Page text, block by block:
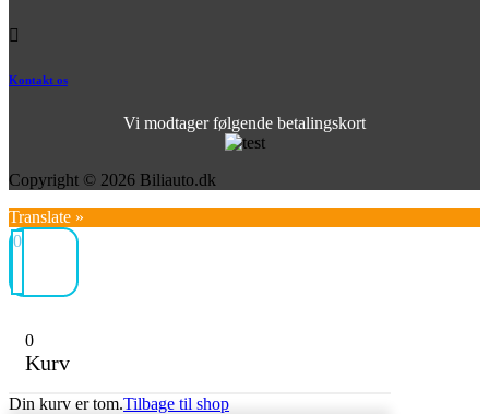
Kontakt os
Vi modtager følgende betalingskort
Copyright © 2026 Biliauto.dk
Translate »
0
0
Kurv
Din kurv er tom.Tilbage til shop